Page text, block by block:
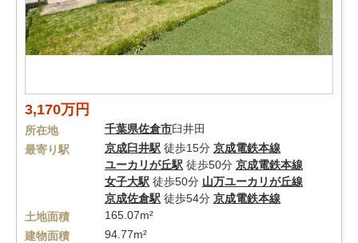
3,170万円
所在地 千葉県佐倉市臼井田
最寄り駅
京成臼井駅 徒歩15分 京成電鉄本線
ユーカリが丘駅 徒歩50分 京成電鉄本線
女子大駅 徒歩50分 山万ユーカリが丘線
京成佐倉駅 徒歩54分 京成電鉄本線
土地面積
165.07m²
建物面積
94.77m²